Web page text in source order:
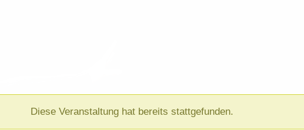
Diese Veranstaltung hat bereits stattgefunden.